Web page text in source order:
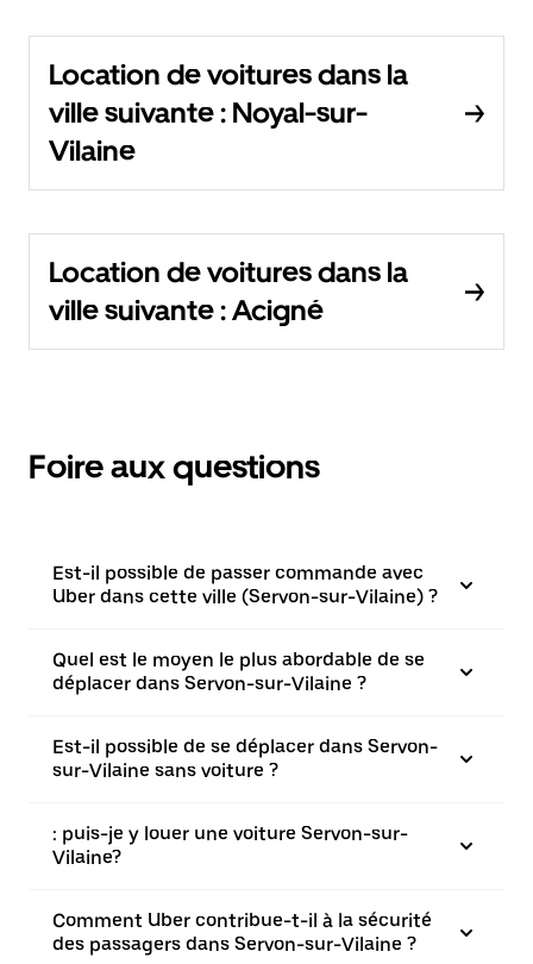
Location de voitures dans la
ville suivante : Noyal-sur-
Vilaine
Location de voitures dans la
ville suivante : Acigné
Foire aux questions
Est-il possible de passer commande avec
Uber dans cette ville (Servon-sur-Vilaine) ?
Quel est le moyen le plus abordable de se
déplacer dans Servon-sur-Vilaine ?
Est-il possible de se déplacer dans Servon-
sur-Vilaine sans voiture ?
: puis-je y louer une voiture Servon-sur-
Vilaine?
Comment Uber contribue-t-il à la sécurité
des passagers dans Servon-sur-Vilaine ?